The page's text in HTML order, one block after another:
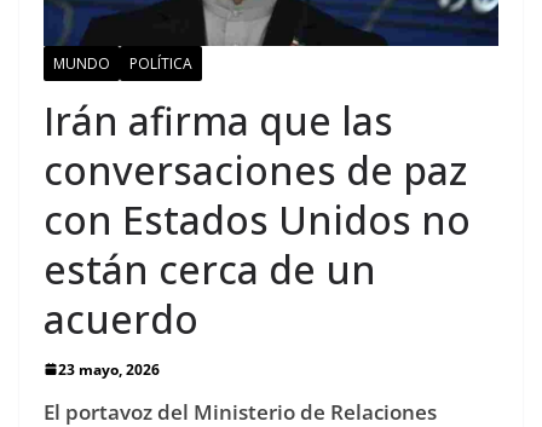
MUNDO POLÍTICA
Irán afirma que las
conversaciones de paz
con Estados Unidos no
están cerca de un
acuerdo
23 mayo, 2026
El portavoz del Ministerio de Relaciones